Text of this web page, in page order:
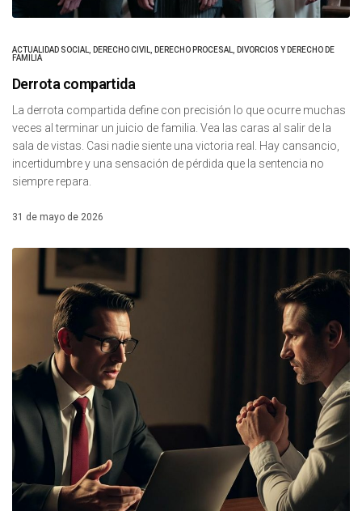
ACTUALIDAD SOCIAL, DERECHO CIVIL, DERECHO PROCESAL, DIVORCIOS Y DERECHO DE
FAMILIA
Derrota compartida
La derrota compartida define con precisión lo que ocurre muchas
veces al terminar un juicio de familia. Vea las caras al salir de la
sala de vistas. Casi nadie siente una victoria real. Hay cansancio,
incertidumbre y una sensación de pérdida que la sentencia no
siempre repara.
31 de mayo de 2026